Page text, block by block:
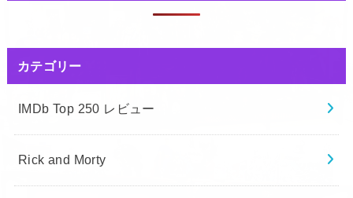
カテゴリー
IMDb Top 250 レビュー
Rick and Morty